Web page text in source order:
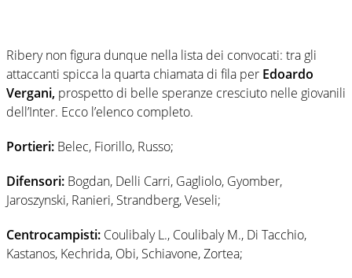
Ribery non figura dunque nella lista dei convocati: tra gli
attaccanti spicca la quarta chiamata di fila per Edoardo
Vergani, prospetto di belle speranze cresciuto nelle giovanili
dell’Inter. Ecco l’elenco completo.
Portieri: Belec, Fiorillo, Russo;
Difensori: Bogdan, Delli Carri, Gagliolo, Gyomber,
Jaroszynski, Ranieri, Strandberg, Veseli;
Centrocampisti: Coulibaly L., Coulibaly M., Di Tacchio,
Kastanos, Kechrida, Obi, Schiavone, Zortea;